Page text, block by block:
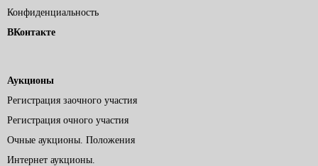
Конфиденциальность
ВКонтакте
Аукционы
Регистрация заочного участия
Регистрация очного участия
Очные аукционы. Положения
Интернет аукционы.